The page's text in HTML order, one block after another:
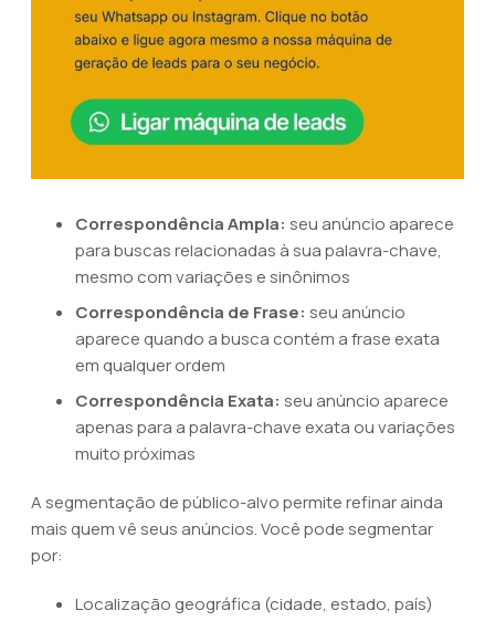
Correspondência Ampla: seu anúncio aparece
para buscas relacionadas à sua palavra-chave,
mesmo com variações e sinônimos
Correspondência de Frase: seu anúncio
aparece quando a busca contém a frase exata
em qualquer ordem
Correspondência Exata: seu anúncio aparece
apenas para a palavra-chave exata ou variações
muito próximas
A segmentação de público-alvo permite refinar ainda
mais quem vê seus anúncios. Você pode segmentar
por:
Localização geográfica (cidade, estado, país)